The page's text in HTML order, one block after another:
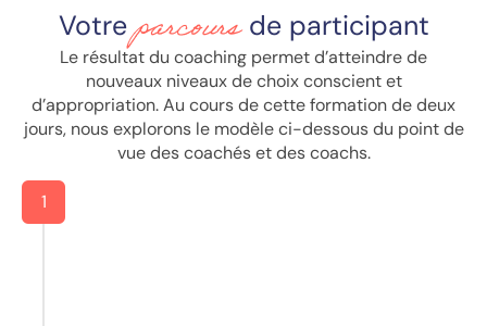
Votreparcours de participant
Le résultat du coaching permet d’atteindre de
nouveaux niveaux de choix conscient et
d’appropriation. Au cours de cette formation de deux
jours, nous explorons le modèle ci-dessous du point de
vue des coachés et des coachs.
1